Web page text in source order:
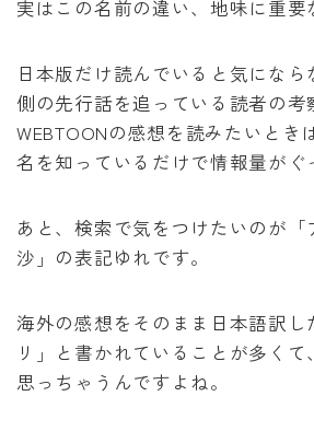
実はこの名前の違い、地味に重要
日本版だけ読んでいると気にな
側の先行話を追っている読者の考
WEBTOONの感想を読みたいとき
名を知っているだけで情報量がぐ
あと、検索で気をつけたいのが「
沙」の表記ゆれです。
海外の感想をそのまま日本語訳し
リ」と書かれていることが多くて
思っちゃうんですよね。